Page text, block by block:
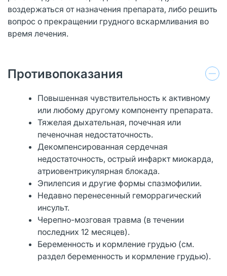
воздержаться от назначения препарата, либо решить
вопрос о прекращении грудного вскармливания во
время лечения.
Противопоказания
Повышенная чувствительность к активному
или любому другому компоненту препарата.
Тяжелая дыхательная, почечная или
печеночная недостаточность.
Декомпенсированная сердечная
недостаточность, острый инфаркт миокарда,
атриовентрикулярная блокада.
Эпилепсия и другие формы спазмофилии.
Недавно перенесенный геморрагический
инсульт.
Черепно-мозговая травма (в течении
последних 12 месяцев).
Беременность и кормление грудью (см.
раздел беременность и кормление грудью).